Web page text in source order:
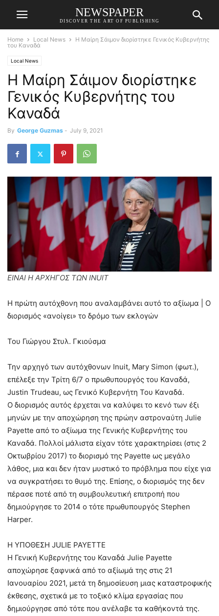
NEWSPAPER
DISCOVER THE ART OF PUBLISHING
Home Local News
Η Μαίρη Σάιμον διορίστηκε Γενικός Κυβερνήτης
του Καναδά
Local News
Η Μαίρη Σάιμον διορίστηκε
Γενικός Κυβερνήτης του
Καναδά
By George Guzmas - July 9, 2021
ΕΙΝΑΙ Η ΑΡΧΗΓΟΣ ΤΩΝ INUIT
Η πρώτη αυτόχθονη που αναλαμβάνει αυτό το αξίωμα | Ο
διορισμός «ανοίγει» το δρόμο των εκλογών
Του Γιώργου Στυλ. Γκιούσμα
Την αρχηγό των αυτόχθονων Inuit, Mary Simon (φωτ.),
επέλεξε την Τρίτη 6/7 ο πρωθυπουργός του Καναδά,
Justin Trudeau, ως Γενικό Κυβερνήτη Του Καναδά.
Ο διορισμός αυτός έρχεται να καλύψει το κενό των έξι
μηνών με την αποχώρηση της πρώην αστροναύτη Julie
Payette από το αξίωμα της Γενικής Κυβερνήτης του
Καναδά. Πολλοί μάλιστα είχαν τότε χαρακτηρίσει (στις 2
Οκτωβρίου 2017) το διορισμό της Payette ως μεγάλο
λάθος, μια και δεν ήταν μυστικό το πρόβλημα που είχε για
να συγκρατήσει το θυμό της. Επίσης, ο διορισμός της δεν
πέρασε ποτέ από τη συμβουλευτική επιτροπή που
δημιούργησε το 2014 ο τότε πρωθυπουργός Stephen
Harper.
Η ΥΠΟΘΕΣΗ JULIE PAYETTE
Η Γενική Κυβερνήτης του Καναδά Julie Payette
αποχώρησε ξαφνικά από το αξίωμά της στις 21
Ιανουαρίου 2021, μετά τη δημοσίευση μιας καταστροφικής
έκθεσης, σχετικά με το τοξικό κλίμα εργασίας που
δημιούργησε από τότε που ανέλαβε τα καθήκοντά της.